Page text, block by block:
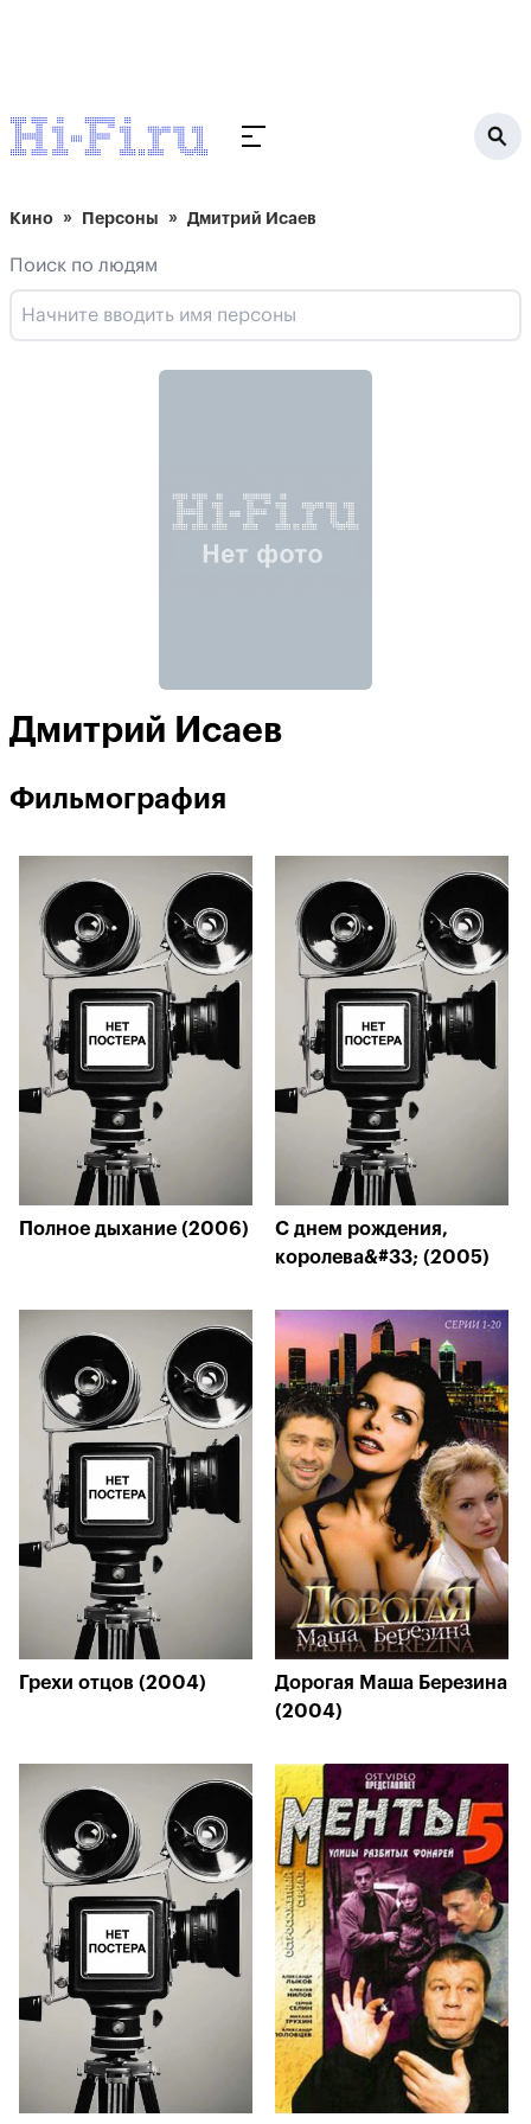
Кино Персоны Дмитрий Исаев
Поиск по людям
Дмитрий Исаев
Фильмография
Полное дыхание (2006)
С днем рождения,
королева&#33; (2005)
Грехи отцов (2004)
Дорогая Маша Березина
(2004)